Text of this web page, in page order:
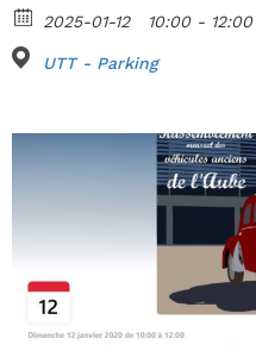
2025-01-12 10:00 - 12:00
UTT - Parking